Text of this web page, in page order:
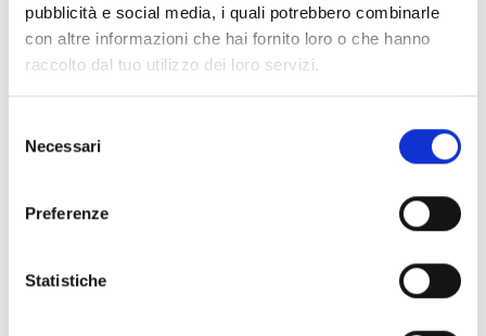
pubblicità e social media, i quali potrebbero combinarle
con altre informazioni che hai fornito loro o che hanno
raccolto dal tuo utilizzo dei loro servizi.
delNecessari
Preferenze
Statistiche
Mappa e profilo di elevazione
Impressioni